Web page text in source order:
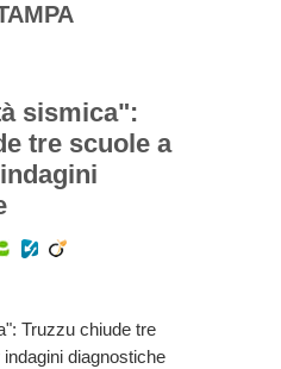
sismica":
tre scuole a
Truzzu chiude tre
diagnostiche